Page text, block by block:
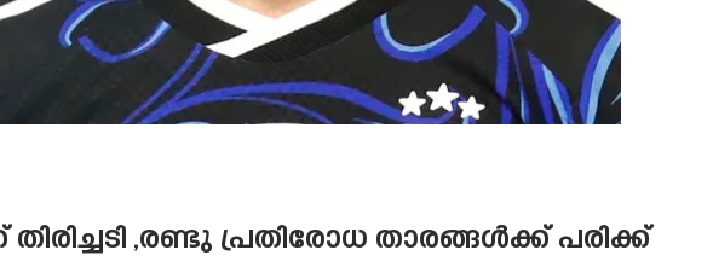
,രണ്ടു പ്രതിരോധ താരങ്ങൾക്ക് പരിക്ക്